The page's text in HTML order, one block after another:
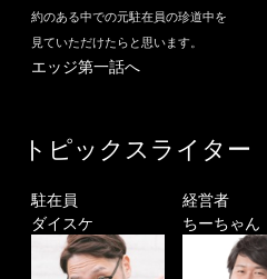
約のある中での元駐在員の珍道中を
見ていただけたらと思います。
エッジ第一話へ
トピックスライター
駐在員
ダイスケ
経営者
ちーちゃん